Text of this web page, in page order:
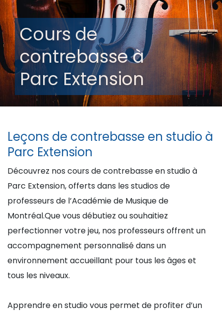
Cours de
contrebasse à
Parc Extension
Leçons de contrebasse en studio à
Parc Extension
Découvrez nos cours de contrebasse en studio à
Parc Extension, offerts dans les studios de
professeurs de l’Académie de Musique de
Montréal.Que vous débutiez ou souhaitiez
perfectionner votre jeu, nos professeurs offrent un
accompagnement personnalisé dans un
environnement accueillant pour tous les âges et
tous les niveaux.
Apprendre en studio vous permet de profiter d’un